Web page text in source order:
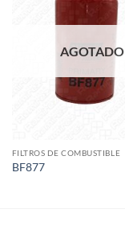
AGOTADO
FILTROS DE COMBUSTIBLE
BF877